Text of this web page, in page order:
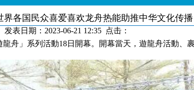
界各国民众喜爱喜欢龙舟热能助推中华文化传播
发表日期：2023-06-21 12:35 点击：
」系列活動18日開幕。開幕當天，遊龍舟活動、